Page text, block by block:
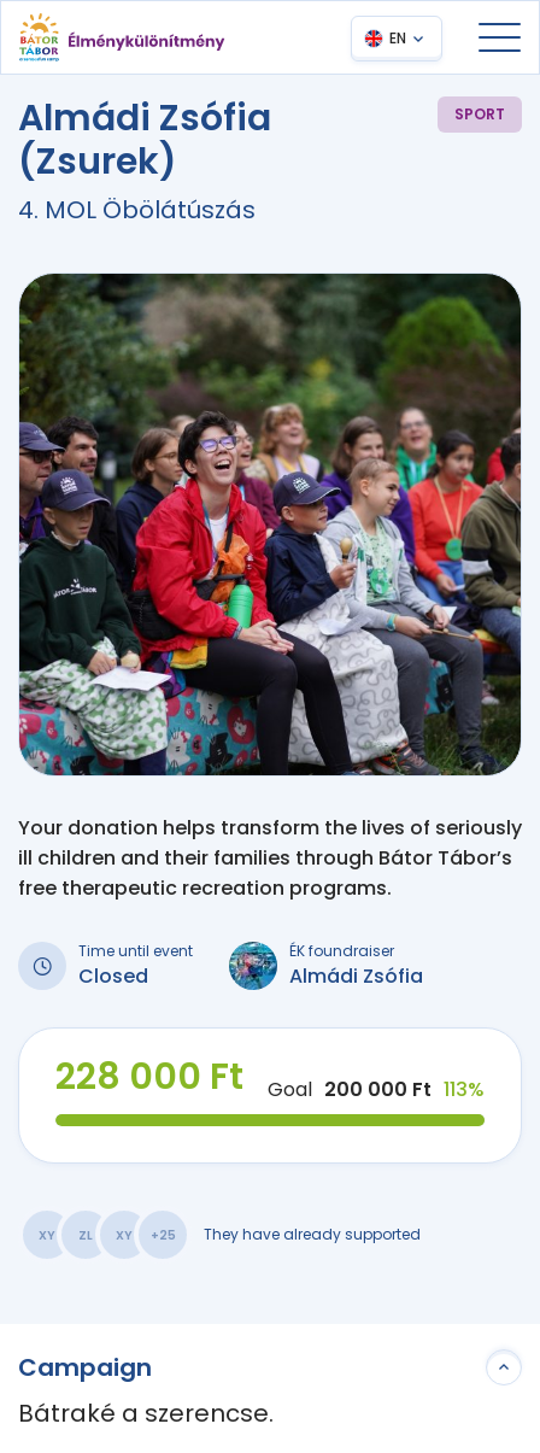
EN
Almádi Zsófia
(Zsurek)
SPORT
4. MOL Öbölátúszás
Your donation helps transform the lives of seriously
ill children and their families through Bátor Tábor’s
free therapeutic recreation programs.
Time until event
Closed
ÉK foundraiser
Almádi Zsófia
228 000 Ft Goal 200 000 Ft 113%
XY ZL XY +25 They have already supported
Campaign
Bátraké a szerencse.